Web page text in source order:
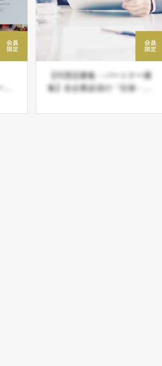
【代理店募集・パートナー募
集】全企業必須の「社保・人
ービス」現在首都圏シェア拡